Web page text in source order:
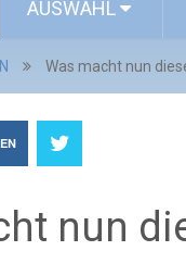
AUSWAHL
Was macht nun
nun